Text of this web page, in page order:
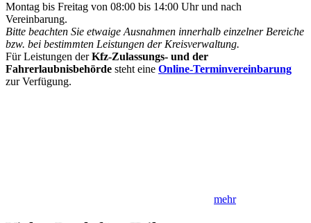
Montag bis Freitag von 08:00 bis 14:00 Uhr und nach
Vereinbarung.
Bitte beachten Sie etwaige Ausnahmen innerhalb einzelner Bereiche
bzw. bei bestimmten Leistungen der Kreisverwaltung.
Für Leistungen derKfz-Zulassungs- und der
Fahrerlaubnisbehörde steht eine Online-Terminvereinbarung
zur Verfügung.
mehr